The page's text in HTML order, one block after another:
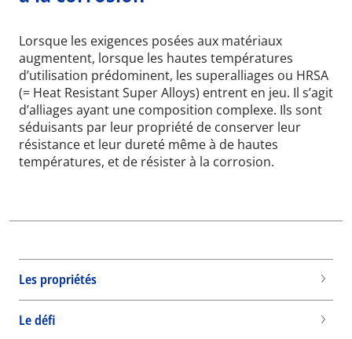
Lorsque les exigences posées aux matériaux
augmentent, lorsque les hautes températures
d’utilisation prédominent, les superalliages ou HRSA
(= Heat Resistant Super Alloys) entrent en jeu. Il s’agit
d’alliages ayant une composition complexe. Ils sont
séduisants par leur propriété de conserver leur
résistance et leur dureté même à de hautes
températures, et de résister à la corrosion.
Les propriétés
Le défi